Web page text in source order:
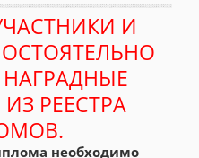
И
РЕЕСТРА
необходимо